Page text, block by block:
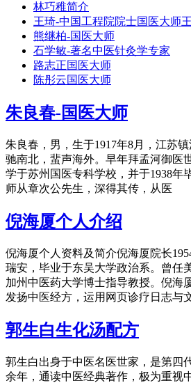
林巧稚简介
王琦-中国工程院院士国医大师
熊继柏-国医大师
石学敏-著名中医针灸学专家
路志正国医大师
陈彤云国医大师
朱良春-国医大师
朱良春，男，生于1917年8月，江苏
驰南北，蜚声海外。早年拜孟河御医
学于苏州国医专科学校，并于1938年
师从章次公先生，深得其传，从医
倪海厦个人介绍
倪海厦个人资料及简介倪海厦院长
瑞安，毕业于东吴大学政治系。曾任
加州中医药大学博士指导教授。倪海
发扬中医经方，运用网页诊疗日志与
郭生白生化汤配方
郭生白出身于中医名医世家，是第四
余年，通读中医经典著作，极为重视